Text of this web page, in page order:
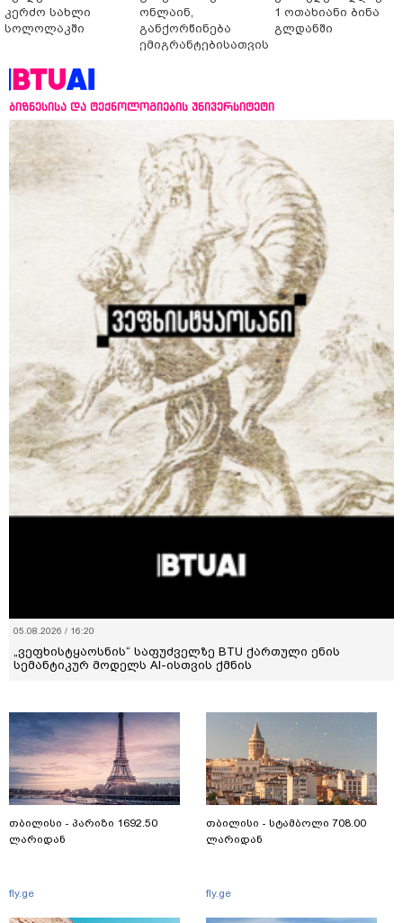
კერძო სახლი
სოლოლაკში
ონლაინ,
განქორწინება
ემიგრანტებისათვის
1 ოთახიანი ბინა
გლდანში
ბიზნესისა და ტექნოლოგიების უნივერსიტეტი
05.08.2026 / 16:20
„ვეფხისტყაოსნის“ საფუძველზე BTU ქართული ენის
სემანტიკურ მოდელს AI-ისთვის ქმნის
თბილისი - პარიზი 1692.50
ლარიდან
fly.ge
თბილისი - სტამბოლი 708.00
ლარიდან
fly.ge